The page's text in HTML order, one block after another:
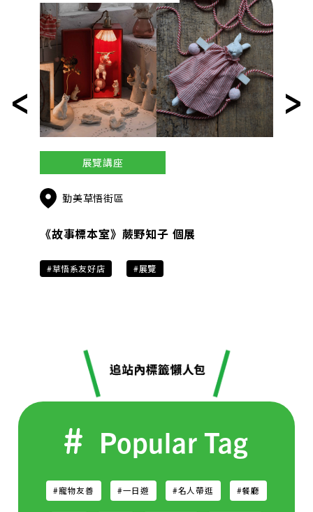
展覽講座
勤美草悟街區
《故事標本室》蕨野​知子 個展
#草悟系友好店 #展覽
Popular Tag
#寵物友善 #一日遊 #名人帶逛 #餐廳